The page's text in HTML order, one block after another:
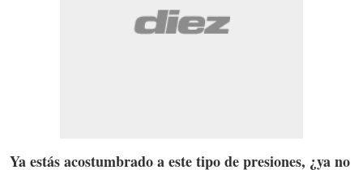
Ya estás acostumbrado a este tipo de presiones, ¿ya no